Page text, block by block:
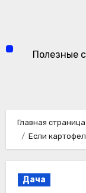
Полезные
Главная страница
Если
Дача